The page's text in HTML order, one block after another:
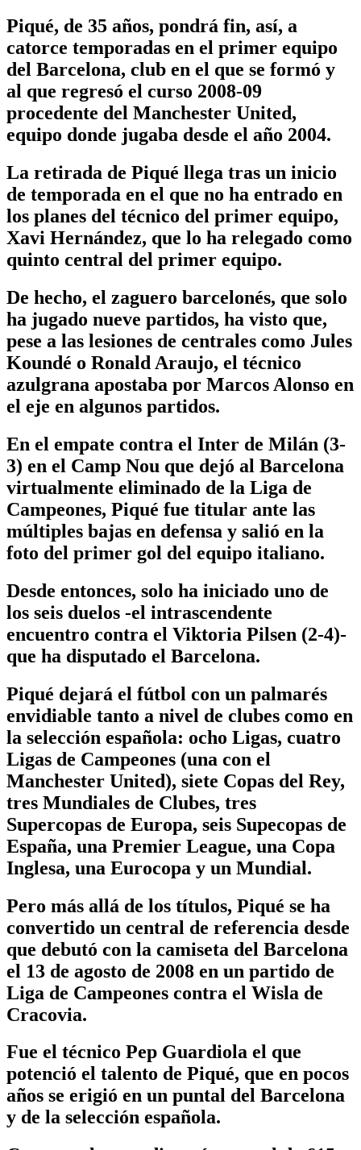
Piqué, de 35 años, pondrá fin, así, a
catorce temporadas en el primer equipo
del Barcelona, club en el que se formó y
al que regresó el curso 2008-09
procedente del Manchester United,
equipo donde jugaba desde el año 2004.
La retirada de Piqué llega tras un inicio
de temporada en el que no ha entrado en
los planes del técnico del primer equipo,
Xavi Hernández, que lo ha relegado como
quinto central del primer equipo.
De hecho, el zaguero barcelonés, que solo
ha jugado nueve partidos, ha visto que,
pese a las lesiones de centrales como Jules
Koundé o Ronald Araujo, el técnico
azulgrana apostaba por Marcos Alonso en
el eje en algunos partidos.
En el empate contra el Inter de Milán (3-
3) en el Camp Nou que dejó al Barcelona
virtualmente eliminado de la Liga de
Campeones, Piqué fue titular ante las
múltiples bajas en defensa y salió en la
foto del primer gol del equipo italiano.
Desde entonces, solo ha iniciado uno de
los seis duelos -el intrascendente
encuentro contra el Viktoria Pilsen (2-4)-
que ha disputado el Barcelona.
Piqué dejará el fútbol con un palmarés
envidiable tanto a nivel de clubes como en
la selección española: ocho Ligas, cuatro
Ligas de Campeones (una con el
Manchester United), siete Copas del Rey,
tres Mundiales de Clubes, tres
Supercopas de Europa, seis Supecopas de
España, una Premier League, una Copa
Inglesa, una Eurocopa y un Mundial.
Pero más allá de los títulos, Piqué se ha
convertido un central de referencia desde
que debutó con la camiseta del Barcelona
el 13 de agosto de 2008 en un partido de
Liga de Campeones contra el Wisla de
Cracovia.
Fue el técnico Pep Guardiola el que
potenció el talento de Piqué, que en pocos
años se erigió en un puntal del Barcelona
y de la selección española.